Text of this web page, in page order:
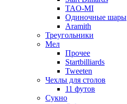
TAO-MI
Одиночные шары
Aramith
Треугольники
Мел
Прочее
Startbilliards
Tweeten
Чехлы для столов
11 футов
Сукно